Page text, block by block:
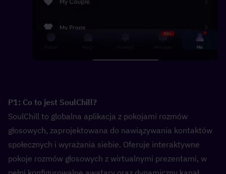
P1: Co to jest SoulChill?
SoulChill to globalna aplikacja z pokojami rozmów
głosowych, zaprojektowana do nawiązywania kontaktów
społecznych i wyrażania siebie. Oferuje interaktywne
pokoje rozmów głosowych z wirtualnymi prezentami, w